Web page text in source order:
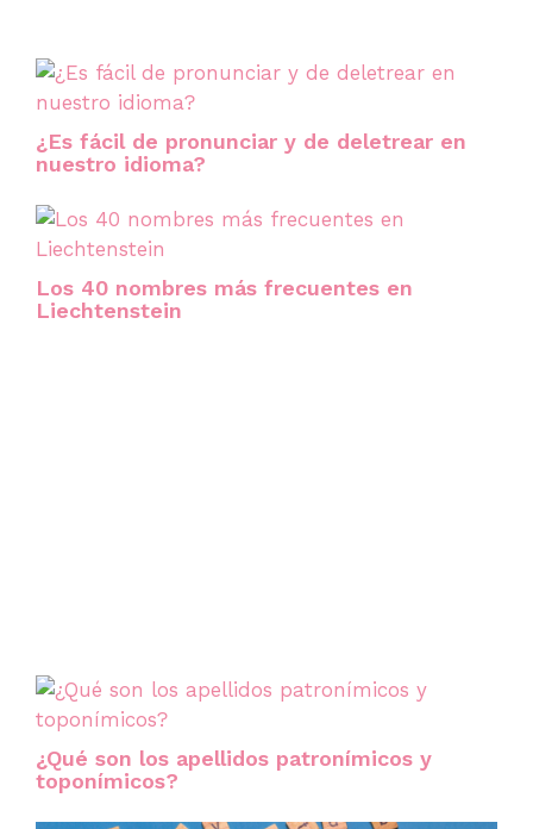
¿Es fácil de pronunciar y de deletrear en
nuestro idioma?
Los 40 nombres más frecuentes en
Liechtenstein
¿Qué son los apellidos patronímicos y
toponímicos?